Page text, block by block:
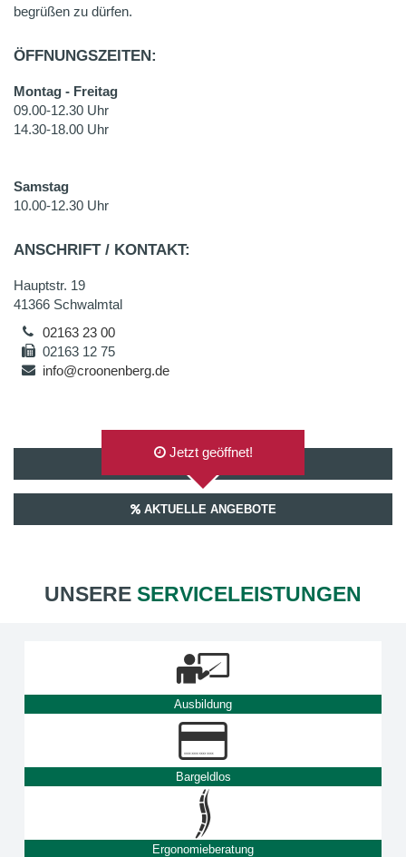
begrüßen zu dürfen.
ÖFFNUNGSZEITEN:
Montag - Freitag
09.00-12.30 Uhr
14.30-18.00 Uhr
Samstag
10.00-12.30 Uhr
ANSCHRIFT / KONTAKT:
Hauptstr. 19
41366 Schwalmtal
02163 23 00
02163 12 75
info@croonenberg.de
AUF GOOGLEMAPS ANZEIGEN
Jetzt geöffnet!
AKTUELLE ANGEBOTE
UNSERE SERVICELEISTUNGEN
Ausbildung
Bargeldlos
Ergonomieberatung